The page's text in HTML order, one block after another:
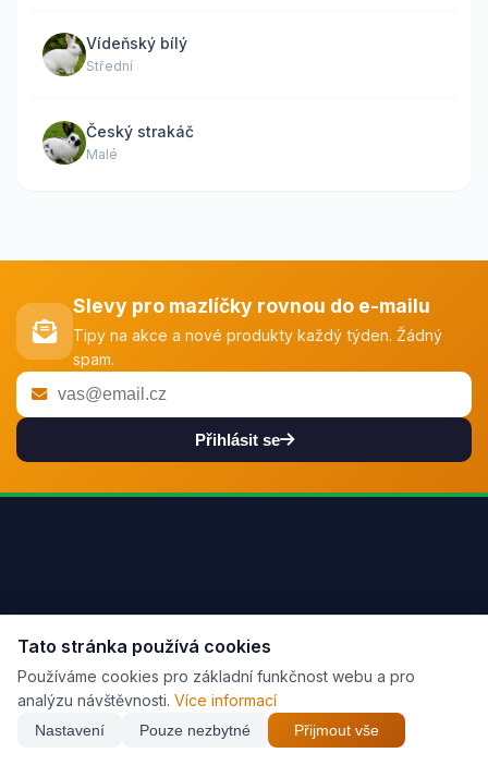
Najdi nejlepší cenu z
🐱 Vše pro kočky →
×
Vídeňský bílý
Střední
Český strakáč
Malé
Slevy pro mazlíčky rovnou do e-mailu
Tipy na akce a nové produkty každý týden. Žádný
spam.
Přihlásit se
Nejnovější z blogu
Tato stránka používá cookies
Používáme cookies pro základní funkčnost webu a pro
analýzu návštěvnosti. Více informací
Nastavení Pouze nezbytné Přijmout vše